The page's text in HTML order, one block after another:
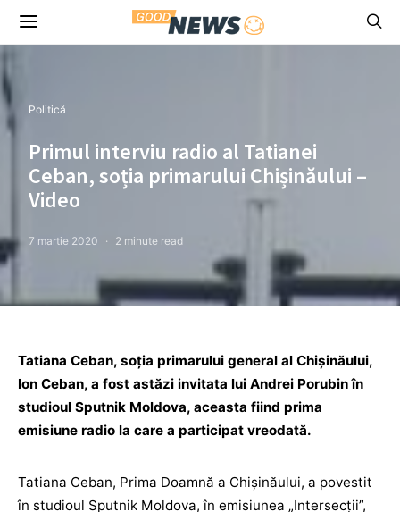
Politică
Primul interviu radio al Tatianei
Ceban, soția primarului Chișinăului –
Video
7 martie 2020 2 minute read
Tatiana Ceban, soția primarului general al Chișinăului,
Ion Ceban, a fost astăzi invitata lui Andrei Porubin în
studioul Sputnik Moldova, aceasta fiind prima
emisiune radio la care a participat vreodată.
Tatiana Ceban, Prima Doamnă a Chișinăului, a povestit
în studioul Sputnik Moldova, în emisiunea „Intersecții”,